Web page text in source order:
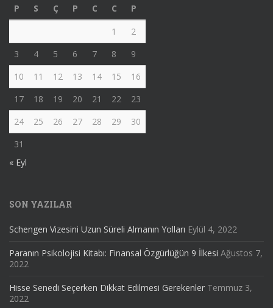
P
S Ç P C C
P
1
2
3
4 5 6 7 8
9
10
11 12 13 14 15
16
17
18 19 20 21 22
23
24
25 26 27 28 29
30
31
« Eyl
SON YAZILAR
Schengen Vizesini Uzun Süreli Almanın Yolları Eylül 4, 2022
Paranın Psikolojisi Kitabı: Finansal Özgürlüğün 9 İlkesi Ağustos 7,
2022
Hisse Senedi Seçerken Dikkat Edilmesi Gerekenler Temmuz 3,
2022